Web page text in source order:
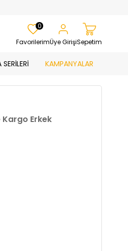
Favorilerim
0
Üye GirişiSepetim
KAMPANYALAR
Kargo Erkek